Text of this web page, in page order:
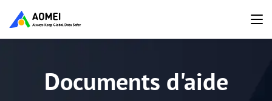
Documents d'aide